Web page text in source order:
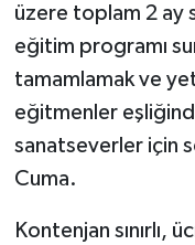
üzere toplam 2 ay
eğitim programı
tamamlamak ve
eğitmenler
sanatseverler için
Cuma.
Kontenjan sınırlı,